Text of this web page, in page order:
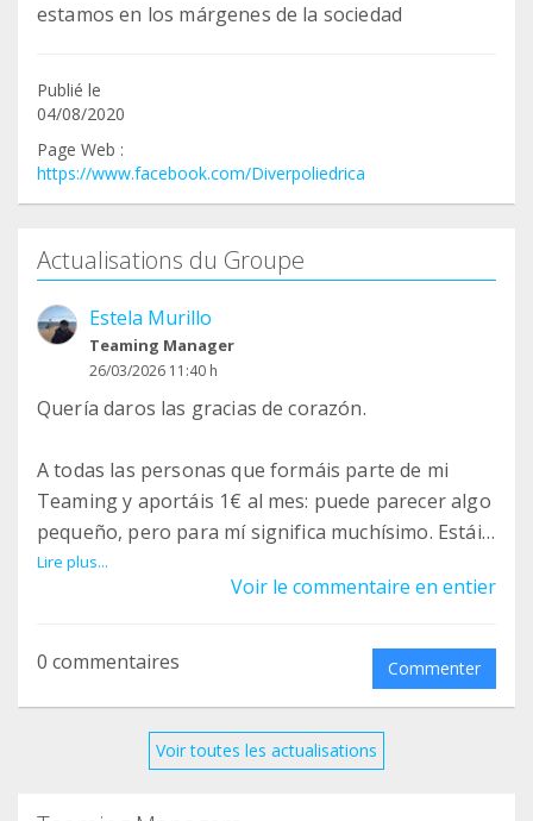
estamos en los márgenes de la sociedad
Publié le
04/08/2020
Page Web :
https://www.facebook.com/Diverpoliedrica
Actualisations du Groupe
Estela Murillo
Teaming Manager
26/03/2026 11:40 h
Quería daros las gracias de corazón.
A todas las personas que formáis parte de mi
Teaming y aportáis 1€ al mes: puede parecer algo
pequeño, pero para mí significa muchísimo. Estáis
formando parte directa de mi día a día.
que necesito para poder vivir mi vida: desde lo
más básico hasta lo más importante. Es la
comunicación y en todo lo que necesito para
Lire plus...
Voir le commentaire en entier
0 commentaires Commenter
Voir toutes les actualisations